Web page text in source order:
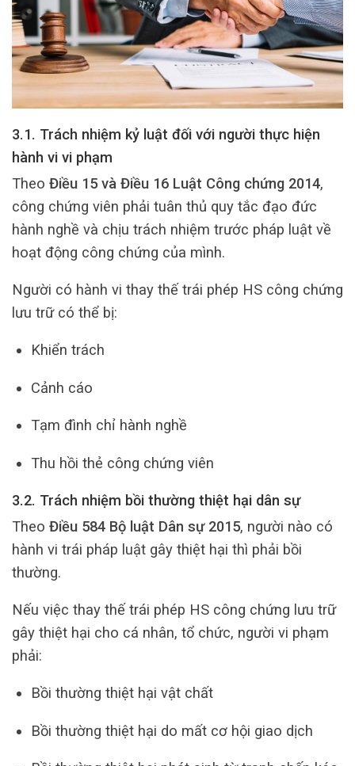
3.1. Trách nhiệm kỷ luật đối với người thực hiện
hành vi vi phạm
Theo Điều 15 và Điều 16 Luật Công chứng 2014,
công chứng viên phải tuân thủ quy tắc đạo đức
hành nghề và chịu trách nhiệm trước pháp luật về
hoạt động công chứng của mình.
Người có hành vi thay thế trái phép HS công chứng
lưu trữ có thể bị:
Khiển trách
Cảnh cáo
Tạm đình chỉ hành nghề
Thu hồi thẻ công chứng viên
3.2. Trách nhiệm bồi thường thiệt hại dân sự
Theo Điều 584 Bộ luật Dân sự 2015, người nào có
hành vi trái pháp luật gây thiệt hại thì phải bồi
thường.
Nếu việc thay thế trái phép HS công chứng lưu trữ
gây thiệt hại cho cá nhân, tổ chức, người vi phạm
phải:
Bồi thường thiệt hại vật chất
Bồi thường thiệt hại do mất cơ hội giao dịch